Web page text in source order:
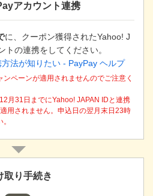
アカウント連携
に、クーポン獲得されたYahoo! J
トの連携をしてください。
法が知りたい - PayPay ヘルプ
ンペーンが適用されませんのでご注意く
月31日までにYahoo! JAPAN IDと連携
用されません。申込日の翌月末日23時
取り手続き